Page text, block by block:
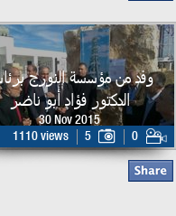
وفد من مؤسسة النورج
الدكتور فؤاد أبو ناضر
30 Nov 2015
1110 views
5 0